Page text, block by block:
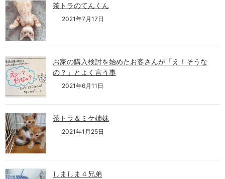
茶トラのてんくん
2021年7月17日
お家の購入検討を始めたお客さんが「え！そうな
の？」とよく言う事
2021年6月11日
茶トラ＆ミケ姉妹
2021年1月25日
しましま４兄弟